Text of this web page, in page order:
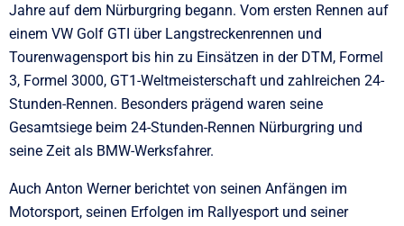
Jahre auf dem Nürburgring begann. Vom ersten Rennen auf
einem VW Golf GTI über Langstreckenrennen und
Tourenwagensport bis hin zu Einsätzen in der DTM, Formel
3, Formel 3000, GT1-Weltmeisterschaft und zahlreichen 24-
Stunden-Rennen. Besonders prägend waren seine
Gesamtsiege beim 24-Stunden-Rennen Nürburgring und
seine Zeit als BMW-Werksfahrer.
Auch Anton Werner berichtet von seinen Anfängen im
Motorsport, seinen Erfolgen im Rallyesport und seiner